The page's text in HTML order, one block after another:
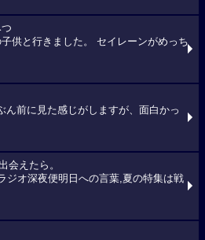
供と行きました。 セイレーンがめっち
ん前に見た感じがしますが、面白かっ
会えたら。
ジオ深夜便明日への言葉,夏の特集は戦